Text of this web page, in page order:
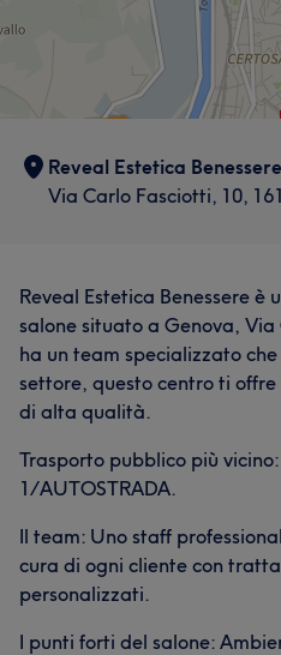
Reveal Estetica Benessere
Via Carlo Fasciotti, 10,
Reveal Estetica Benessere è
salone situato a Genova,
ha un team specializzato
settore, questo centro ti
di alta qualità.
Trasporto pubblico più
1/AUTOSTRADA.
Il team: Uno staff
cura di ogni cliente con
personalizzati.
I punti forti del salone: